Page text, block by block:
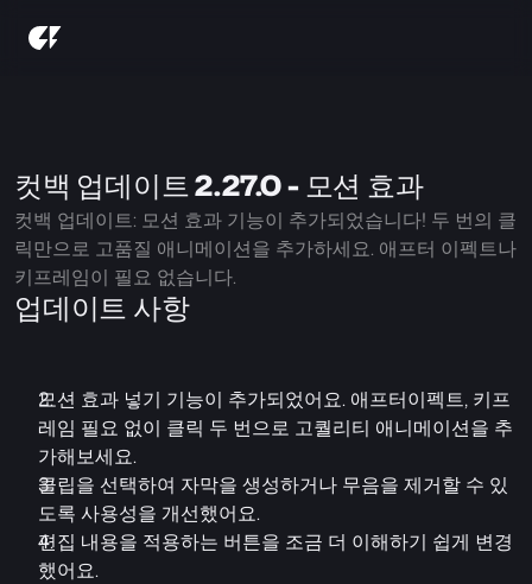
컷백 업데이트 2.27.0 - 모션 효과
컷백 업데이트: 모션 효과 기능이 추가되었습니다! 두 번의 클
릭만으로 고품질 애니메이션을 추가하세요. 애프터 이펙트나
키프레임이 필요 없습니다.
업데이트 사항
모션 효과 넣기 기능이 추가되었어요. 애프터이펙트, 키프
레임 필요 없이 클릭 두 번으로 고퀄리티 애니메이션을 추
가해보세요.
클립을 선택하여 자막을 생성하거나 무음을 제거할 수 있
도록 사용성을 개선했어요.
편집 내용을 적용하는 버튼을 조금 더 이해하기 쉽게 변경
했어요.